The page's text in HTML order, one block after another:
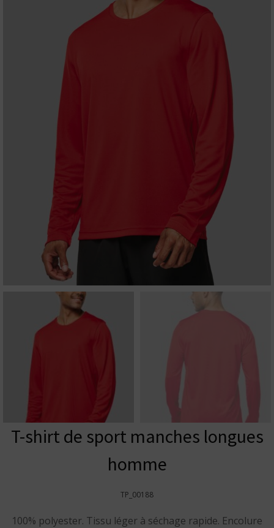
T-shirt de sport manches longues
homme
TP_00188
100% polyester. Tissu léger à séchage rapide. Encolure